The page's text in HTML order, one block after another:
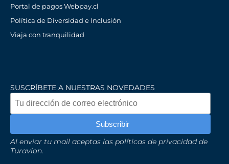
Portal de pagos Webpay.cl
Política de Diversidad e Inclusión
Viaja con tranquilidad
SUSCRÍBETE A NUESTRAS NOVEDADES
Al enviar tu mail aceptas las políticas de privacidad de
Turavion.